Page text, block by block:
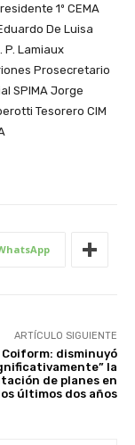
1º CEMA
De Luisa
P. Lamiaux
Prosecretario
SPIMA Jorge
Tesorero CIM
ARTÍCULO SIGUIENTE
Coiform: disminuyó
la
de planes en
últimos dos años